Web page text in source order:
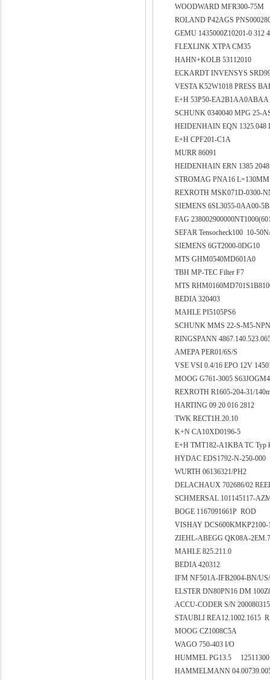
WOODWARD MFR300-75M
ROLAND P42AGS
GEMU 1435000Z10201-0 312
FLEXLINK XTPA CM35
HAHN+KOLB 53112010
ECKARDT INVENSYS
VESTA K52W1018 PRESS
E+H 53P50-
SCHUNK 0340040 MPG 25-
HEIDENHAIN EQN 1325.048
E+H CPF201-C1A
MURR 86091
HEIDENHAIN ERN 1385
STROMAG PNA16
REXROTH MSK071D-0300-
SIEMENS 6SL3055-0AA00-
FAG
SEFAR Tensocheck100 10-
SIEMENS 6GT2000-0DG10
MTS GHM0540MD601A0
TBH MP-TEC Filter F7
MTS
BEDIA 320403
MAHLE PI5105PS6
SCHUNK MMS 22-S-M5-
RINGSPANN
AMEPA PER01/6S/S
VSE VSI 0.4/16 EPO 12V
MOOG G761-3005
REXROTH R1605-204-31/
HARTING 09 20 016 2812
TWK RECT1H.20.10
K+N CA10XD0196-5
E+H TMT182-A1KBA TC
HYDAC EDS1792-N-250-000
WURTH 06136321/PH2
DELACHAUX 702686/02
SCHMERSAL 101145117-
BOGE 1167091661P ROD
VISHAY
ZIEHL-ABEGG QK08A-
MAHLE 825.211.0
BEDIA 420312
IFM NF501A-IFB2004-BN/
ELSTER DN80PN16 DM
ACCU-CODER S/N
STAUBLI REA12.1002.1615
MOOG CZ1008C5A
WAGO 750-403 I/O
HUMMEL PG13.5
HAMMELMANN